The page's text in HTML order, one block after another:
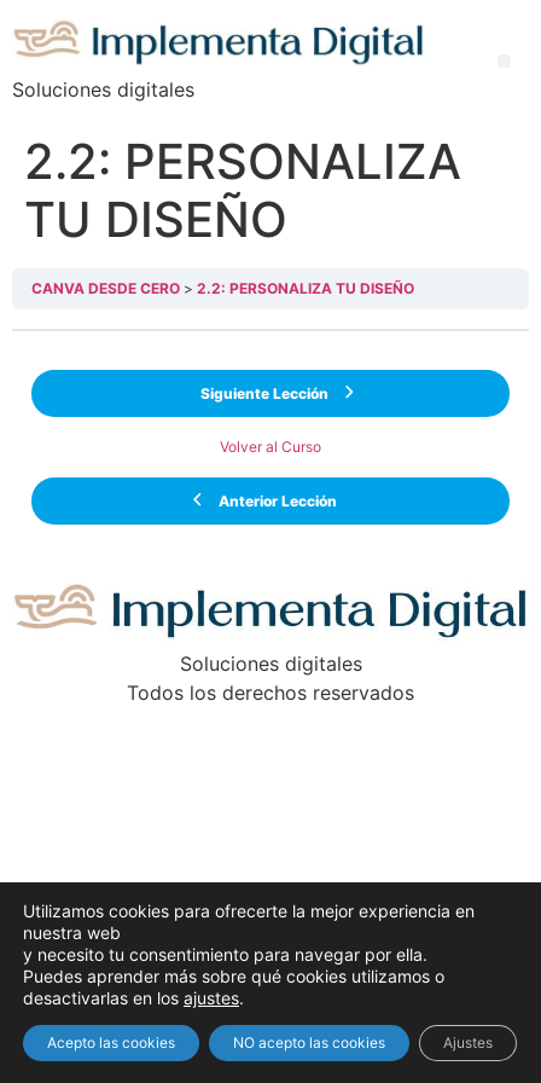
Soluciones digitales
2.2: PERSONALIZA
TU DISEÑO
CANVA DESDE CERO 2.2: PERSONALIZA TU DISEÑO
Anterior Lección
Volver al Curso
Siguiente Lección
Soluciones digitales
Todos los derechos reservados
Utilizamos cookies para ofrecerte la mejor experiencia en
nuestra web
y necesito tu consentimiento para navegar por ella.
Puedes aprender más sobre qué cookies utilizamos o
desactivarlas en los ajustes.
Acepto las cookies NO acepto las cookies Ajustes